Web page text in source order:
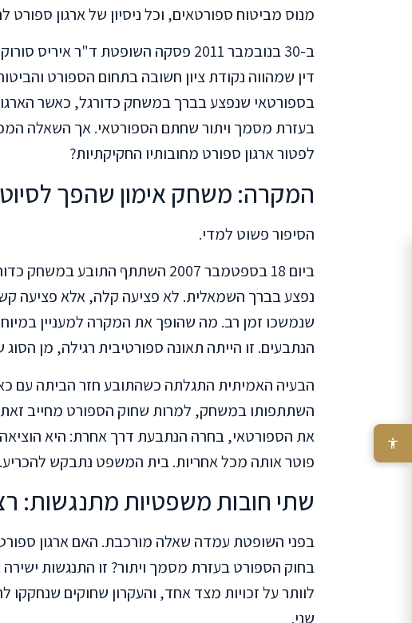
מנוס מביטוח ספורטאים, וכל ניסיון של ארגון ספורט
ב-30 בנובמבר 2011 פסקה השופטת ד"ר
בספורטאי שנפצע בברך במשחק כדורגל, כאשר
בעזרת מסמך ויתור שחתם הספורטאי. אך השאלה
לפטור ארגון ספורט מחובותיו החקיקתיות?
המקרה: משחק אימון שהפך
הסיפור פשוט למדי.
ביום 18 בספטמבר 2007 השתתף
נפצע בברך השמאלית. לא פציעה קלה, אלא פציעה
שנמשכו זמן רב. מה שהופך את המקרה למעניין
הנתבעים. זו הייתה תאונה ספורטיבית רגילה, מן
הבעיה האמיתית התגלתה כשהתובע חזר הביתה עם
השתתפותו במשחק, למרות שחוק הספורט מחייב זאת
את הספורטאי, בחרה הנתבעת דרך אחרת: היא
פוטר אותה מכל אחריות. בית המשפט נתבקש להכריע.
שתי חובות משפטיות מתנגשות:
בפני השופטת עמדה שאלה מורכבת. האם ארגון
בחוק הספורט בעזרת מסמך ויתור? זו התנגשות ישירה
לוותר על זכויות מצד אחד, והעקרון שחוקים שנחקקו
שני.